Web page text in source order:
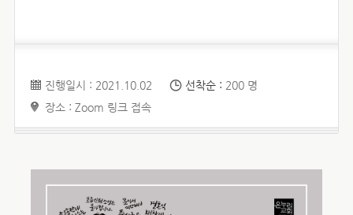
진행일시 : 2021.10.02 선착순 : 200 명
장소 : Zoom 링크 접속